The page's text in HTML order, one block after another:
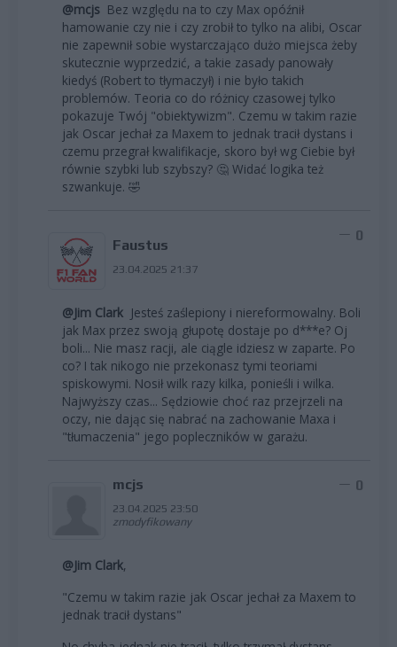
@mcjs Bez względu na to czy Max opóźnił
hamowanie czy nie i czy zrobił to tylko na alibi, Oscar
nie zapewnił sobie wystarczająco dużo miejsca żeby
skutecznie wyprzedzić, a takie zasady panowały
kiedyś (Robert to tłymaczył) i nie było takich
problemów. Teoria co do różnicy czasowej tylko
pokazuje Twój "obiektywizm". Czemu w takim razie
jak Oscar jechał za Maxem to jednak tracił dystans i
czemu przegrał kwalifikacje, skoro był wg Ciebie był
równie szybki lub szybszy? 🤔 Widać logika też
szwankuje. 🤣
Faustus
23.04.2025 21:37
0
@Jim Clark Jesteś zaślepiony i niereformowalny. Boli
jak Max przez swoją głupotę dostaje po d***e? Oj
boli... Nie masz racji, ale ciągle idziesz w zaparte. Po
co? I tak nikogo nie przekonasz tymi teoriami
spiskowymi. Nosił wilk razy kilka, ponieśli i wilka.
Najwyższy czas... Sędziowie choć raz przejrzeli na
oczy, nie dając się nabrać na zachowanie Maxa i
"tłumaczenia" jego popleczników w garażu.
mcjs
23.04.2025 23:50
zmodyfikowany
0
@Jim Clark,
"Czemu w takim razie jak Oscar jechał za Maxem to
jednak tracił dystans"